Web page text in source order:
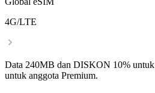
4G/LTE
Data 240MB dan DISKON 10% untuk
untuk anggota Premium.